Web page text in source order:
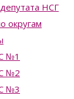
НСГ
округам
№1
№2
№3